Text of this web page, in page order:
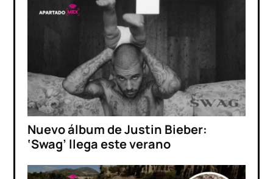
Nuevo álbum de Justin Bieber:
‘Swag’ llega este verano